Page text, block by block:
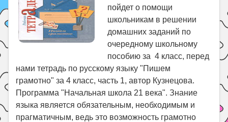
пойдет о помощи
школьникам в решении
домашних заданий по
очередному школьному
пособию за 4 класс, перед
нами тетрадь по русскому языку "Пишем
грамотно" за 4 класс, часть 1, автор Кузнецова.
Программа "Начальная школа 21 века". Знание
языка является обязательным, необходимым и
прагматичным, ведь это возможность грамотно